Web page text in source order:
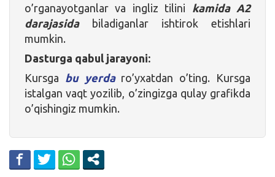
o’rganayotganlar va ingliz tilini kamida A2
darajasidabiladiganlar ishtirok etishlari
mumkin.
Dasturga qabul jarayoni:
Kursga bu yerdaro’yxatdan o’ting. Kursga
istalgan vaqt yozilib, o’zingizga qulay grafikda
o’qishingiz mumkin.